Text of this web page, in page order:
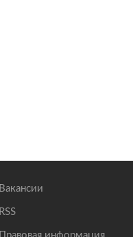
Вакансии
RSS